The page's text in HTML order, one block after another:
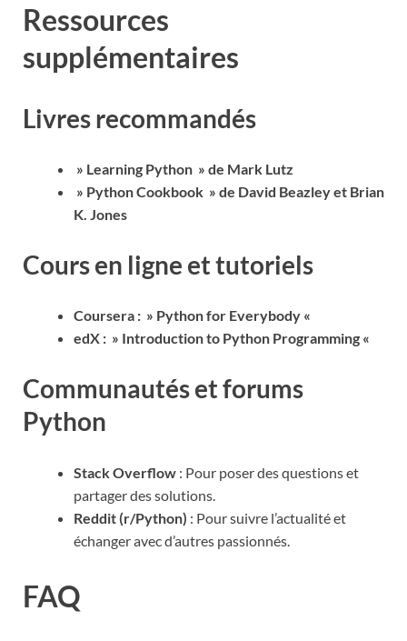
Ressources
supplémentaires
Livres recommandés
» Learning Python » de Mark Lutz
» Python Cookbook » de David Beazley et Brian
K. Jones
Cours en ligne et tutoriels
Coursera : » Python for Everybody «
edX : » Introduction to Python Programming «
Communautés et forums
Python
Stack Overflow : Pour poser des questions et
partager des solutions.
Reddit (r/Python) : Pour suivre l’actualité et
échanger avec d’autres passionnés.
FAQ